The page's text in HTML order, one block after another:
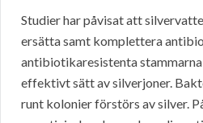
Studier har påvisat att
ersätta samt komplettera
antibiotikaresistenta
effektivt sätt av silverjoner.
runt kolonier förstörs av silver.